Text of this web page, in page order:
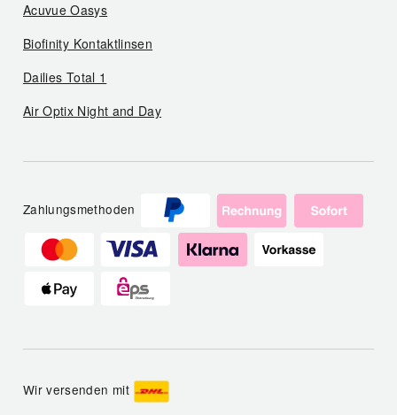
Acuvue Oasys
Biofinity Kontaktlinsen
Dailies Total 1
Air Optix Night and Day
Zahlungsmethoden
Wir versenden mit